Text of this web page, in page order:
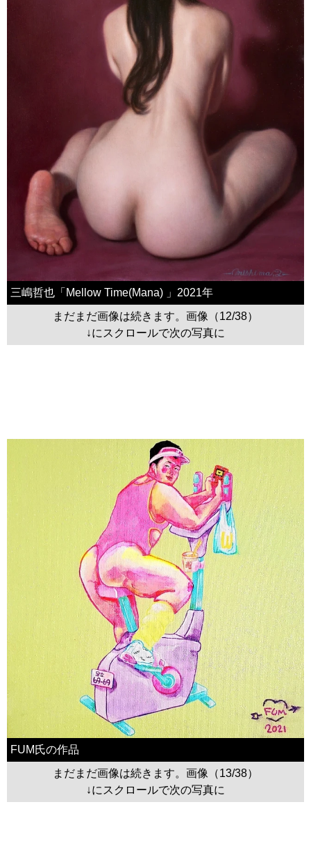
三嶋哲也「Mellow Time(Mana) 」2021年
まだまだ画像は続きます。画像（12/38）
↓にスクロールで次の写真に
FUM氏の作品
まだまだ画像は続きます。画像（13/38）
↓にスクロールで次の写真に